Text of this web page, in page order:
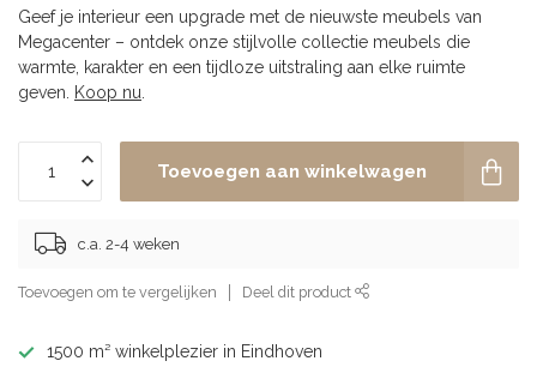
Geef je interieur een upgrade met de nieuwste meubels van
Megacenter – ontdek onze stijlvolle collectie meubels die
warmte, karakter en een tijdloze uitstraling aan elke ruimte
geven.
Koop nu
Toevoegen aan winkelwagen
c.a. 2-4 weken
Toevoegen om te vergelijken Deel dit product
1500 m² winkelplezier in Eindhoven